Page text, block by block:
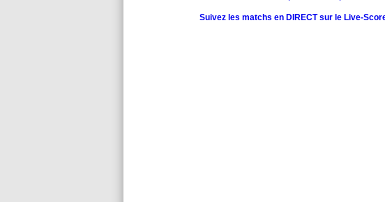
Suivez les matchs en DIRECT sur le Live-